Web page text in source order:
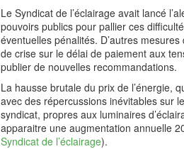
Le Syndicat de l’éclairage avait lancé
pouvoirs publics pour pallier ces
éventuelles pénalités. D’autres
de crise sur le délai de paiement aux
publier de nouvelles recommandations.
La hausse brutale du prix de l’énergie,
avec des répercussions inévitables sur
syndicat, propres aux luminaires
apparaitre une augmentation annuelle
Syndicat de l’éclairage).